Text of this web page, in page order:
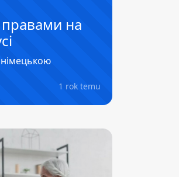
на
1 rok temu